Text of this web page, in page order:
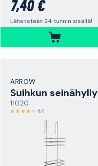
7,40 €
Lähetetään 24 tunnin sisällä!
ARROW
Suihkun seinähylly
11020
4,4